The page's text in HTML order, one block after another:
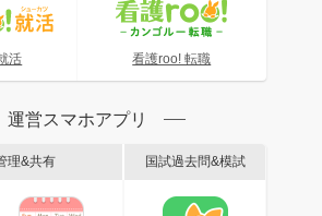
活 看護roo! 転職
運営スマホアプリ
理&共有 国試過去問&模試